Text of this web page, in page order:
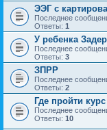
ЭЭГ с
Последнее
Ответы: 1
У ребенка
Последнее
Ответы: 3
ЗПРР
Последнее
Ответы: 2
Где пройти
Последнее
Ответы: 10